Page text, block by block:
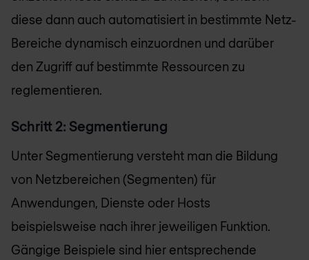
diese dann auch automatisiert in bestimmte Netz-
Bereiche dynamisch einzuordnen und darüber
den Zugriff auf bestimmte Ressourcen zu
reglementieren.
Schritt 2: Segmentierung
Unter Segmentierung versteht man die Bildung
von Netzbereichen (Segmenten) für
Anwendungen, Dienste oder Hosts
beispielsweise nach ihrer jeweiligen Funktion.
Gängige Beispiele sind hier entsprechende